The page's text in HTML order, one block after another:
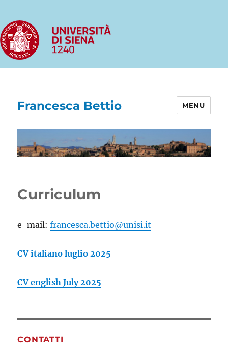
Francesca Bettio MENU
Curriculum
e-mail:francesca.bettio@unisi.it
CV italiano luglio 2025
CV english July 2025
CONTATTI